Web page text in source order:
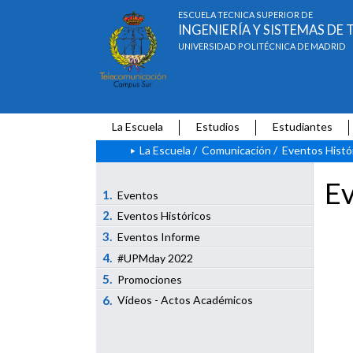
ESCUELA TÉCNICA SUPERIOR DE
INGENIERÍA Y SISTEMAS
UNIVERSIDAD POLITÉCNICA DE MADRID
La Escuela Estudios
Estudiantes
La Escuela / Comunicación / Eventos
1. Eventos
2. Eventos Históricos
3. Eventos Informe
4. #UPMday 2022
5. Promociones
6. Vídeos - Actos Académicos